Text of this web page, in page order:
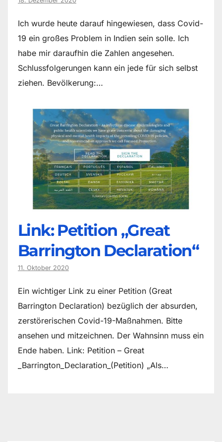
Ich wurde heute darauf hingewiesen, dass Covid-
19 ein großes Problem in Indien sein solle. Ich
habe mir daraufhin die Zahlen angesehen.
Schlussfolgerungen kann ein jede für sich selbst
ziehen. Bevölkerung:…
Link: Petition „Great
Barrington Declaration“
11. Oktober 2020
Ein wichtiger Link zu einer Petition (Great
Barrington Declaration) bezüglich der absurden,
zerstörerischen Covid-19-Maßnahmen. Bitte
ansehen und mitzeichnen. Der Wahnsinn muss ein
Ende haben. Link: Petition – Great
_Barrington_Declaration_(Petition) „Als…